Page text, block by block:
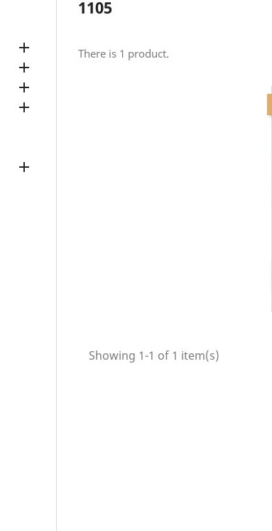





1105
There is 1 product.
Showing 1-1 of 1 item(s)